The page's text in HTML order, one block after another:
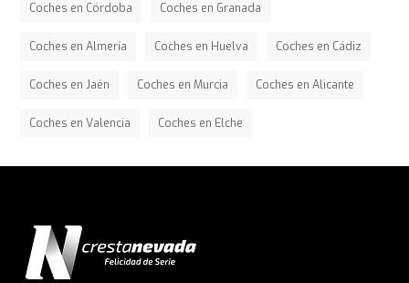
Coches en Córdoba Coches en Granada
Coches en Almería Coches en Huelva Coches en Cádiz
Coches en Jaén Coches en Murcia Coches en Alicante
Coches en Valencia Coches en Elche